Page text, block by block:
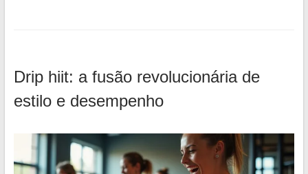
Drip hiit: a fusão revolucionária de
estilo e desempenho